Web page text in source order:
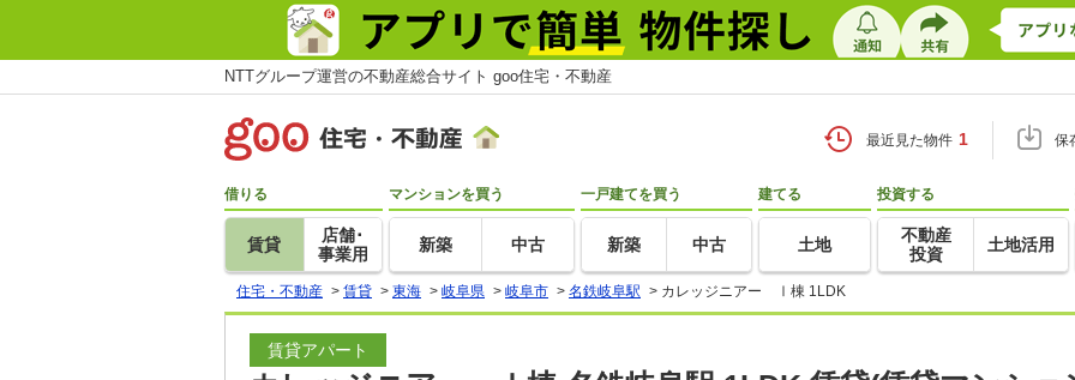
NTTグループ運営の不動産総合サイト goo住宅・不動産
最近見た物件 1 保
借りる
賃貸
店舗･
事業用
マンションを買う
新築 中古
一戸建てを買う
新築 中古
建てる
土地
投資する
不動産
投資
土地活用
住宅・不動産 > 賃貸 > 東海 > 岐阜県 > 岐阜市 > 名鉄岐阜駅 > カレッジニアー Ⅰ棟 1LDK
賃貸アパート